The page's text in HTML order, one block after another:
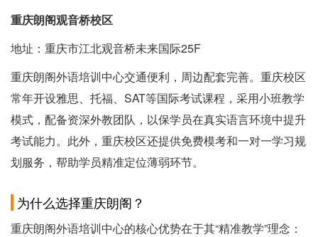
重庆朗阁观音桥校区
地址：重庆市江北观音桥未来国际25F
重庆朗阁外语培训中心交通便利，周边配套完善。重庆校区
常年开设雅思、托福、SAT等国际考试课程，采用小班教学
模式，配备资深外教团队，以保学员在真实语言环境中提升
考试能力。此外，重庆校区还提供免费模考和一对一学习规
划服务，帮助学员精准定位薄弱环节。
为什么选择重庆朗阁？
重庆朗阁外语培训中心的核心优势在于其“精准教学”理念：